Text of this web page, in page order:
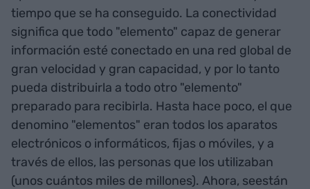
tiempo que se ha conseguido. La conectividad
significa que todo "elemento" capaz de generar
información esté conectado en una red global de
gran velocidad y gran capacidad, y por lo tanto
pueda distribuirla a todo otro "elemento"
preparado para recibirla. Hasta hace poco, el que
denomino "elementos" eran todos los aparatos
electrónicos o informáticos, fijas o móviles, y a
través de ellos, las personas que los utilizaban
(unos cuántos miles de millones). Ahora, seestán